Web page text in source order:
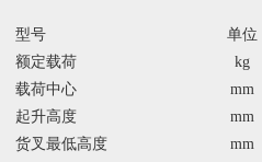
型号 单位
额定载荷
kg
载荷中心
mm
起升高度
mm
货叉最低高度
mm